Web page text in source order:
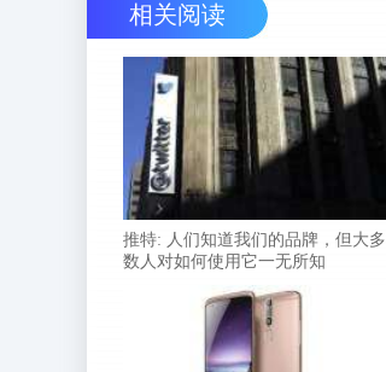
相关阅读
推特: 人们知道我们的品牌，但大多
数人对如何使用它一无所知